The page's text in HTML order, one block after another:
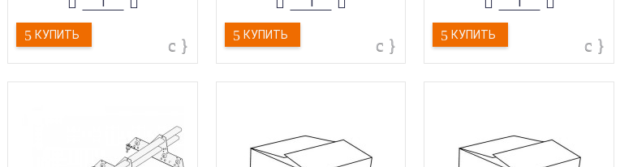
КУПИТЬ КУПИТЬ
Решить данную проблему могут
Коллекция:Roofsystems PROMO
Торговая марка
Roofsystems
Длина:1000 мм, 2500 мм, 3000
КУПИТЬ